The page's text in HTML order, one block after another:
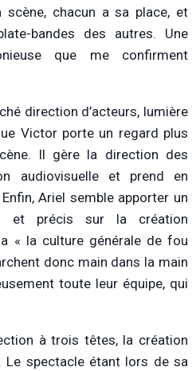
chacun a sa place, et
bandes des autres. Une
que me confirment
direction d’acteurs, lumière
Victor porte un regard plus
Il gère la direction des
audiovisuelle et prend en
Ariel semble apporter un
et précis sur la création
a « la culture générale de fou
donc main dans la main
toute leur équipe, qui
à trois têtes, la création
Le spectacle étant lors de sa